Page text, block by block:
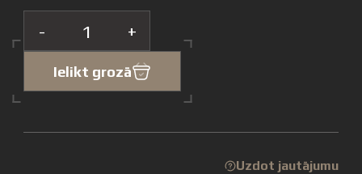
- +
Ielikt grozā
Uzdot jautājumu